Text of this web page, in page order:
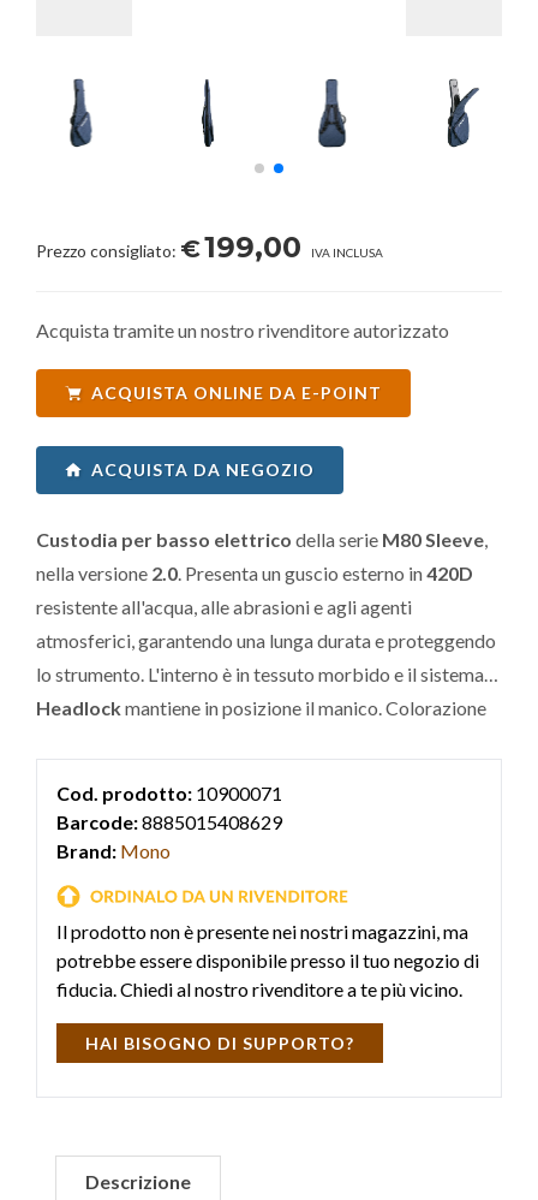
Prezzo consigliato: €199,00 IVA INCLUSA
Acquista tramite un nostro rivenditore autorizzato
ACQUISTA ONLINE DA E-POINT
ACQUISTA DA NEGOZIO
Custodia per basso elettrico della serie M80 Sleeve,
nella versione 2.0. Presenta un guscio esterno in420D
resistente all'acqua, alle abrasioni e agli agenti
atmosferici, garantendo una lunga durata e proteggendo
lo strumento. L'interno è in tessuto morbido e il sistema
Headlockmantiene in posizione il manico. Colorazione
Cod. prodotto: 10900071
Barcode:8885015408629
Brand: Mono
Il prodotto non è presente nei nostri magazzini, ma
potrebbe essere disponibile presso il tuo negozio di
fiducia. Chiedi al nostro rivenditore a te più vicino.
HAI BISOGNO DI SUPPORTO?
Descrizione